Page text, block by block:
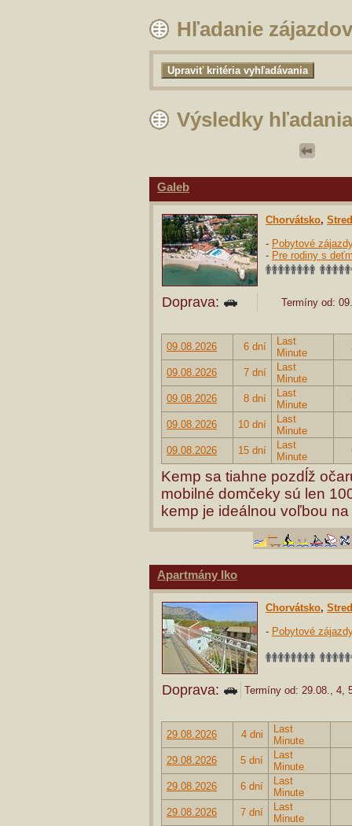
Hľadanie zájazdov
Výsledky hľadania
Galeb
Chorvátsko,
- Pobytové
- Pre rodiny s
Doprava: Termíny od:
09.08.2026 6 dní
Last
Minute
09.08.2026 7 dní
Last
Minute
09.08.2026
8 dní
Last
Minute
09.08.2026 10 dní
Last
Minute
09.08.2026
15 dní
Last
Minute
Kemp sa tiahne pozdĺž
mobilné domčeky sú len
kemp je ideálnou voľbou
Apartmány Iko
Chorvátsko,
- Pobytové
Doprava: Termíny od: 29.08., 4,
29.08.2026 4 dni
Last
Minute
29.08.2026
5 dní
Last
Minute
29.08.2026
6 dní
Last
Minute
29.08.2026
7 dní
Last
Minute